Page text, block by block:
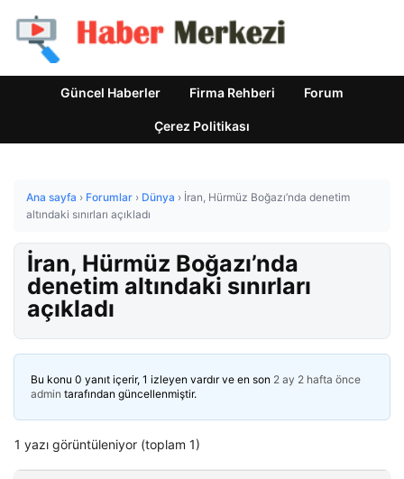
Güncel Haberler Firma Rehberi Forum
Çerez Politikası
Ana sayfa › Forumlar › Dünya › İran, Hürmüz Boğazı’nda denetim
altındaki sınırları açıkladı
İran, Hürmüz Boğazı’nda
denetim altındaki sınırları
açıkladı
Bu konu 0 yanıt içerir, 1 izleyen vardır ve en son 2 ay 2 hafta önce
admin tarafından güncellenmiştir.
1 yazı görüntüleniyor (toplam 1)